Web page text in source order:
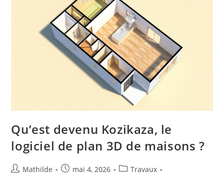
Qu’est devenu Kozikaza, le
logiciel de plan 3D de maisons ?
Mathilde mai 4, 2026
Travaux